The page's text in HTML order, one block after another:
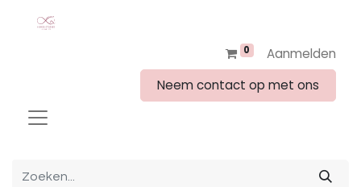
0
Aanmelden
Neem contact op met ons